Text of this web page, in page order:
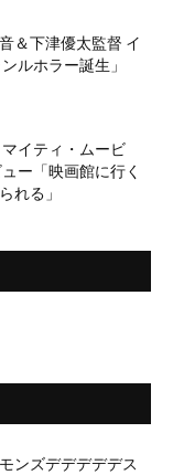
＆下津優太監督 イ
ルホラー誕生」
マイティ・ムービ
ー「映画館に行く
れる」
ンズデデデデデス